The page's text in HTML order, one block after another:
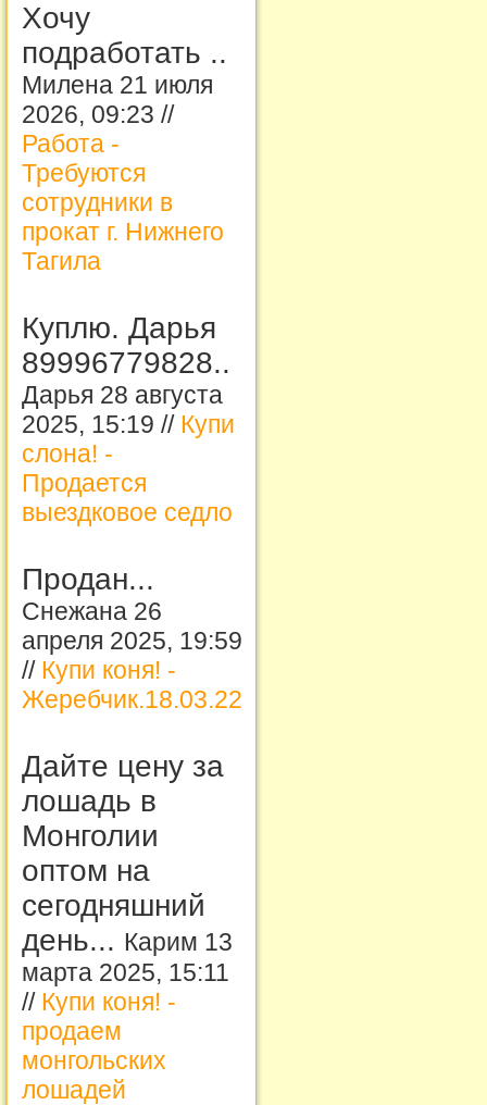
Хочу
подработать ..
Милена 21 июля
2026, 09:23 //
Работа -
Требуются
сотрудники в
прокат г. Нижнего
Тагила
Куплю. Дарья
89996779828..
Дарья 28 августа
2025, 15:19 // Купи
слона! -
Продается
выездковое седло
Продан...
Снежана 26
апреля 2025, 19:59
// Купи коня! -
Жеребчик.18.03.22
Дайте цену за
лошадь в
Монголии
оптом на
сегодняшний
день... Карим 13
марта 2025, 15:11
// Купи коня! -
продаем
монгольских
лошадей